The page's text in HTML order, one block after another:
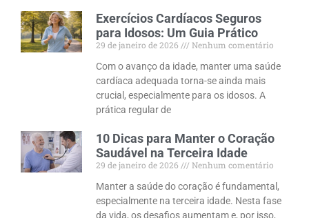
Exercícios Cardíacos Seguros
para Idosos: Um Guia Prático
29 de janeiro de 2026
Nenhum comentário
Com o avanço da idade, manter uma saúde
cardíaca adequada torna-se ainda mais
crucial, especialmente para os idosos. A
prática regular de
10 Dicas para Manter o Coração
Saudável na Terceira Idade
29 de janeiro de 2026
Nenhum comentário
Manter a saúde do coração é fundamental,
especialmente na terceira idade. Nesta fase
da vida, os desafios aumentam e, por isso,